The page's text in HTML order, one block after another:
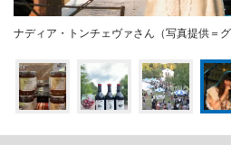
ナディア・トンチェヴァさん（写真提供＝グ